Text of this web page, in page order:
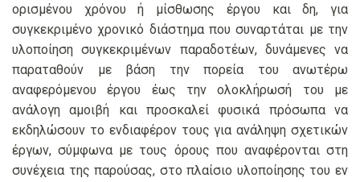
ορισμένου χρόνου ή μίσθωσης έργου και δη, για
συγκεκριμένο χρονικό διάστημα που συναρτάται με την
υλοποίηση συγκεκριμένων παραδοτέων, δυνάμενες να
παραταθούν με βάση την πορεία του ανωτέρω
αναφερόμενου έργου έως την ολοκλήρωσή του με
ανάλογη αμοιβή και προσκαλεί φυσικά πρόσωπα να
εκδηλώσουν το ενδιαφέρον τους για ανάληψη σχετικών
έργων, σύμφωνα με τους όρους που αναφέρονται στη
συνέχεια της παρούσας, στο πλαίσιο υλοποίησης του εν